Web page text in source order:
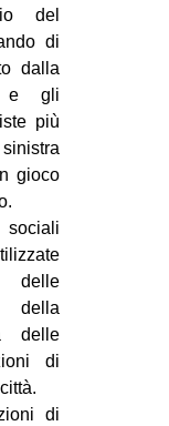
del
di
dalla
e gli
più
gioco
sociali
delle
della
delle
di
di